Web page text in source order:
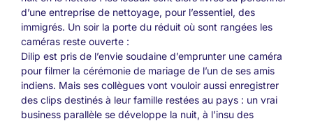
d’une entreprise de nettoyage, pour l’essentiel, des
immigrés. Un soir la porte du réduit où sont rangées les
caméras reste ouverte :
Dilip est pris de l’envie soudaine d’emprunter une caméra
pour filmer la cérémonie de mariage de l’un de ses amis
indiens. Mais ses collègues vont vouloir aussi enregistrer
des clips destinés à leur famille restées au pays : un vrai
business parallèle se développe la nuit, à l’insu des